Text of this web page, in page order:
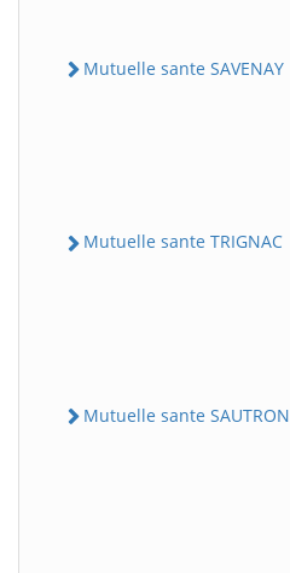
Mutuelle sante SAVENAY
Mutuelle sante TRIGNAC
Mutuelle sante SAUTRON